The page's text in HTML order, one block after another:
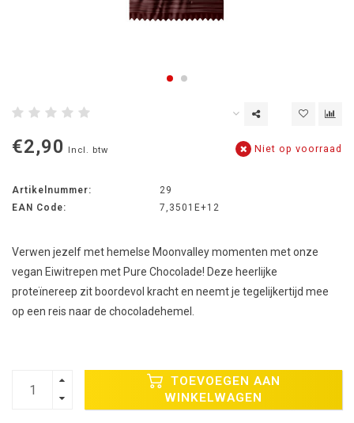
€2,90 Incl. btw Niet op voorraad
Artikelnummer:
29
EAN Code:
7,3501E+12
Verwen jezelf met hemelse Moonvalley momenten met onze
vegan Eiwitrepen met Pure Chocolade! Deze heerlijke
proteïnereep zit boordevol kracht en neemt je tegelijkertijd mee
op een reis naar de chocoladehemel.
TOEVOEGEN AAN
WINKELWAGEN